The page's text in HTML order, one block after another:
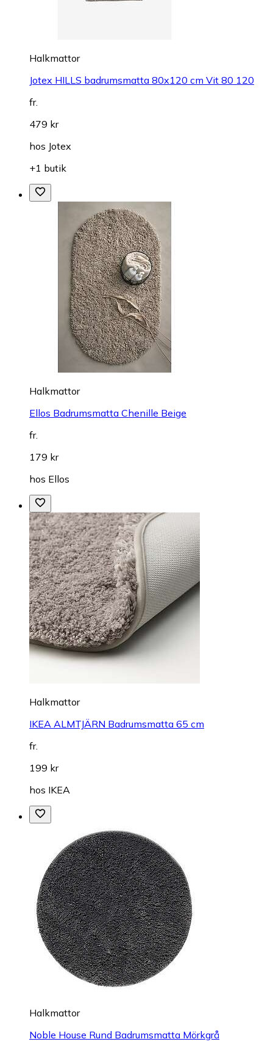
Halkmattor
Jotex HILLS badrumsmatta 80x120 cm Vit 80 120
fr.
479 kr
hos Jotex
+1 butik
Halkmattor
Ellos Badrumsmatta Chenille Beige
fr.
179 kr
hos Ellos
Halkmattor
IKEA ALMTJÄRN Badrumsmatta 65 cm
fr.
199 kr
hos IKEA
Halkmattor
Noble House Rund Badrumsmatta Mörkgrå